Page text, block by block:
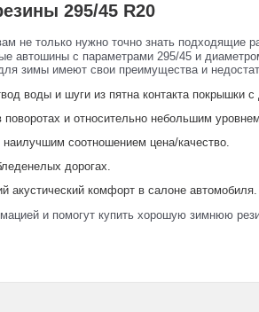
295/45 R20
не только нужно точно знать подходящие
с параметрами 295/45 и
зимы имеют свои преимущества и
воды и шуги из пятна контакта покрышки
и относительно небольшим
соотношением цена/качество.
дорогах.
комфорт в салоне автомобиля.
и помогут купить хорошую зимнюю